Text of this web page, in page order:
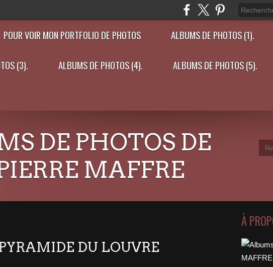
POUR VOIR MON PORTFOLIO DE PHOTOS ALBUMS DE PHOTOS (1).
(3). ALBUMS DE PHOTOS (4). ALBUMS DE PHOTOS (5).
DE PHOTOS DE
MAFFRE
DU LOUVRE
À